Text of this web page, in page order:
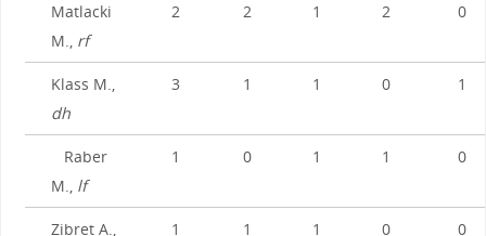
Matlacki
M., rf
2 2 1 2 0
Klass M.,
dh
3 1 1 0 1
Raber
M., lf
1 0 1 1 0
Zibret A.,
1 1 1 0 0